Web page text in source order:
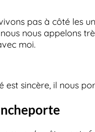
pas à côté les
nous appelons
moi.
est sincère, il nous